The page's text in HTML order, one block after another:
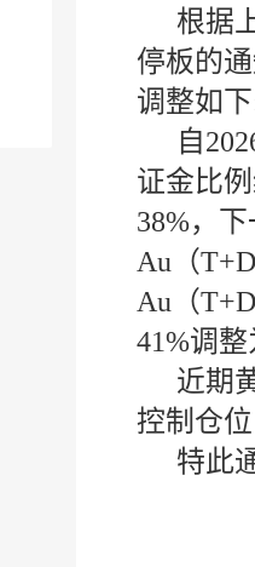
根据
停板的
调整如
自
证金比
38%，
Au（
Au（
41%调
近期
控制仓
特此